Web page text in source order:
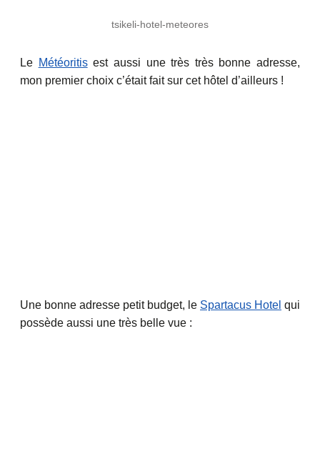
tsikeli-hotel-meteores
Le Météoritisest aussi une très très bonne adresse,
mon premier choix c’était fait sur cet hôtel d’ailleurs !
Une bonne adresse petit budget, le Spartacus Hotel qui
possède aussi une très belle vue :